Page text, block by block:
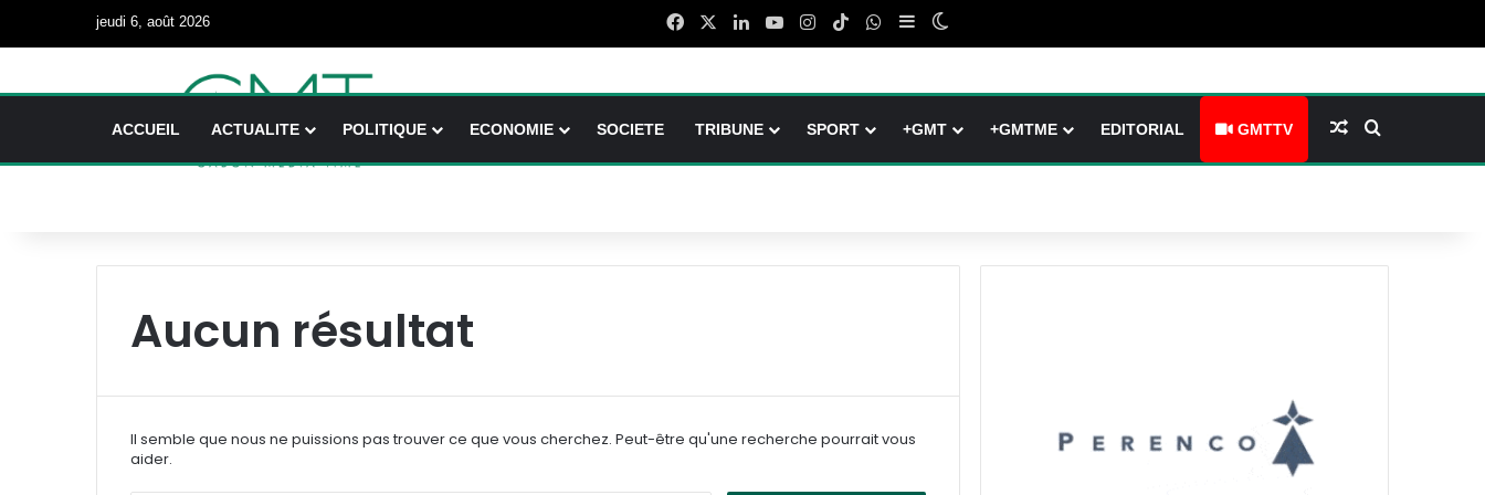
jeudi 6, août 2026 FacebookLinkedinYouTubeInstagram
TikTokWhatsApp
Sidebar (barre latérale)
ACCUEIL ACTUALITE POLITIQUE ECONOMIE SOCIETE TRIBUNE SPORT +GMT +GMTME EDITORIAL GMTTV Article Aléatoire
Aucun résultat
Il semble que nous ne puissions pas trouver ce que vous cherchez. Peut-être qu'une recherche pourrait vous
aider.